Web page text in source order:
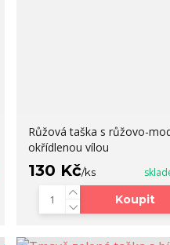
Růžová taška s růžovo-
okřídlenou vílou
130 Kč/ks
Koupit